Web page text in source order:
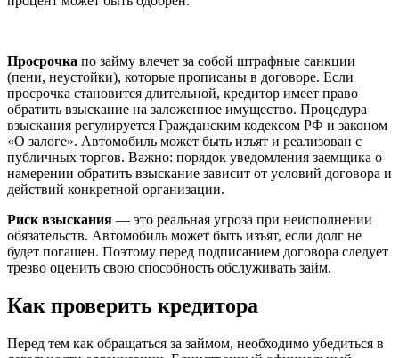
Просрочка по займу влечет за собой штрафные санкции
(пени, неустойки), которые прописаны в договоре. Если
просрочка становится длительной, кредитор имеет право
обратить взыскание на заложенное имущество. Процедура
взыскания регулируется Гражданским кодексом РФ и законом
«О залоге». Автомобиль может быть изъят и реализован с
публичных торгов. Важно: порядок уведомления заемщика о
намерении обратить взыскание зависит от условий договора и
действий конкретной организации.
Риск взыскания — это реальная угроза при неисполнении
обязательств. Автомобиль может быть изъят, если долг не
будет погашен. Поэтому перед подписанием договора следует
трезво оценить свою способность обслуживать займ.
Как проверить кредитора
Перед тем как обращаться за займом, необходимо убедиться в